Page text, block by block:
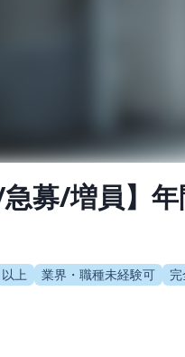
急募/増員】
上 業界・職種未経験可